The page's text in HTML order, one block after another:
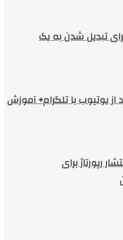
تبدیل شدن به یک
از یوتیوب با تلگرام+ آموزش
رپورتاژ برای